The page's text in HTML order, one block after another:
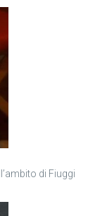
di Fiuggi